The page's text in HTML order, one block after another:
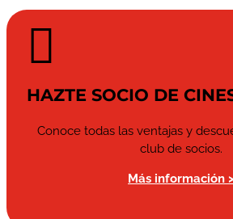

HAZTE SOCIO DE
Conoce todas las ventajas y
club de socios.
Más información